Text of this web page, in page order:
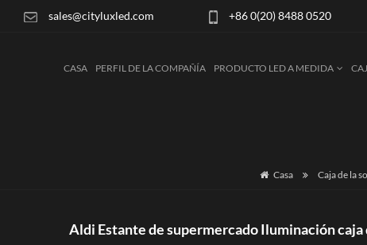
sales@cityluxled.com +86 0(20) 8488 0520
CASA PERFIL DE LA COMPAÑÍA PRODUCTO LED A MEDIDA
Casa Caja de la
Aldi Estante de supermercado Iluminación caja